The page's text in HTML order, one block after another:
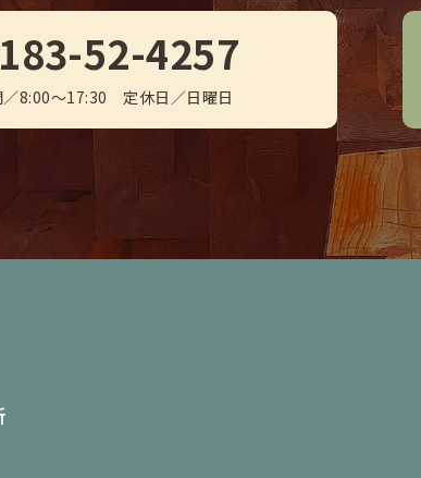
52-4257
／8:00～17:30 定休日／日曜日